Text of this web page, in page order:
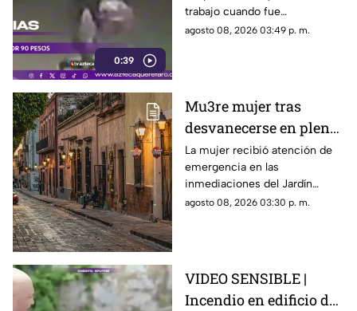
0:39
trabajo cuando fue
interceptada por un hombre
agosto 08, 2026 03:49 p. m.
Mu3re mujer tras
desvanecerse en plena
vía pública en el Centro
Histórico de Querétaro
La mujer recibió atención de
emergencia en las
inmediaciones del Jardín
Corregidora, pero los
agosto 08, 2026 03:30 p. m.
VIDEO SENSIBLE |
Incendio en edificio de